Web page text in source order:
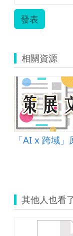
發表
相關資源
其他人也看